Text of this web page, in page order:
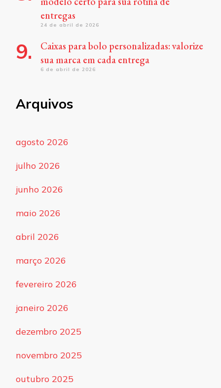
entregas
24 de abril de 2026
Caixas para bolo personalizadas: valorize
sua marca em cada entrega
6 de abril de 2026
Arquivos
agosto 2026
julho 2026
junho 2026
maio 2026
abril 2026
março 2026
fevereiro 2026
janeiro 2026
dezembro 2025
novembro 2025
outubro 2025